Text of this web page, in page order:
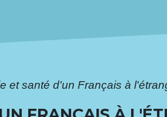
et santé d'un Français à